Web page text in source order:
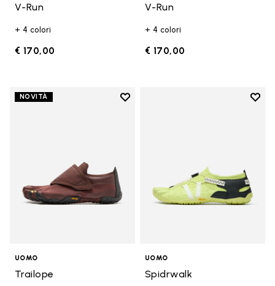
V-Run
+ 4 colori
€ 170,00
V-Run
+ 4 colori
€ 170,00
NOVITÀ
Add to wishlist
UOMO
Trailope
Add
UOMO
Spidrwalk